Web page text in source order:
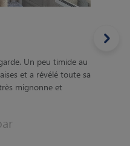
Un peu timide au
et a révélé toute sa
mignonne et